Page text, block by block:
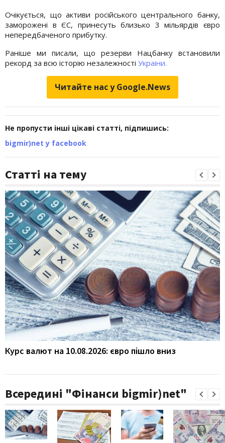
Очікується, що активи російського центрального банку,
заморожені в ЄС, принесуть близько 3 мільярдів євро
непередбаченого прибутку.
Раніше ми писали, що резерви Нацбанку встановили
рекорд за всю історію незалежності Украіни.
Читайте нас у Google.News
Не пропусти інші цікаві статті, підпишись:
bigmir)net у facebook
Статті на тему
Курс валют на 10.08.2026: євро пішло вниз
Всередині "Фінанси bigmir)net"